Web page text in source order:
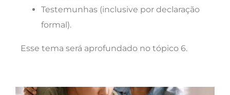
Testemunhas (inclusive por declaração
formal).
Esse tema será aprofundado no tópico 6.